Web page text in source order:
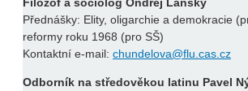
Filozof a sociolog Ondřej Lánský
Přednášky: Elity, oligarchie a demokracie
reformy roku 1968 (pro SŠ)
Kontaktní e-mail: chundelova@flu.cas.cz
Odborník na středověkou latinu Pavel